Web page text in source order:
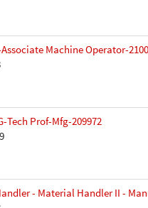
Machine Operator-
Tech Prof-Mfg-209972
- Material Handler II -